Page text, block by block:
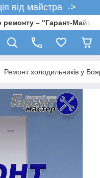
від майстра ->
ремонту – "Гарант-
Ремонт холодильників у